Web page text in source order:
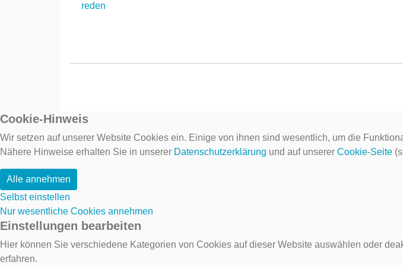
reden
Cookie-Hinweis
Wir setzen auf unserer Website Cookies ein. Einige von ihnen sind wesentlich, um die
Nähere Hinweise erhalten Sie in unserer Datenschutzerklärung und auf unserer Cookie-Seite
Alle annehmen
Selbst einstellen
Nur wesentliche Cookies annehmen
Einstellungen bearbeiten
Hier können Sie verschiedene Kategorien von Cookies auf dieser Website auswählen oder
erfahren.